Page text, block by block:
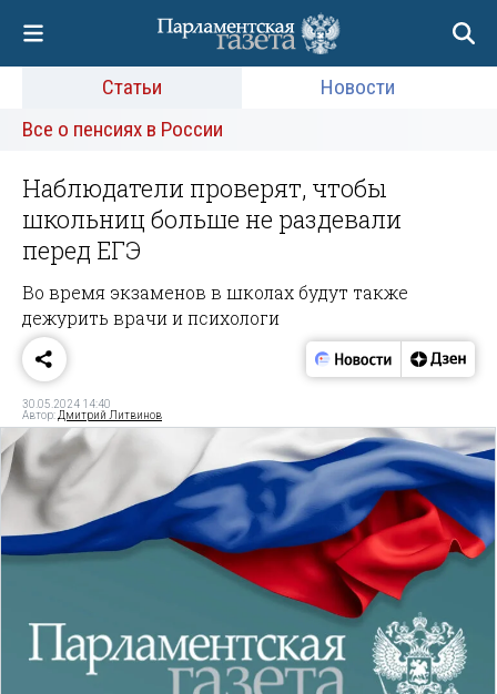
Статьи
Новости
Все о пенсиях в России
Наблюдатели проверят, чтобы
школьниц больше не раздевали
перед ЕГЭ
Во время экзаменов в школах будут также
дежурить врачи и психологи
30.05.2024 14:40
Автор: Дмитрий Литвинов